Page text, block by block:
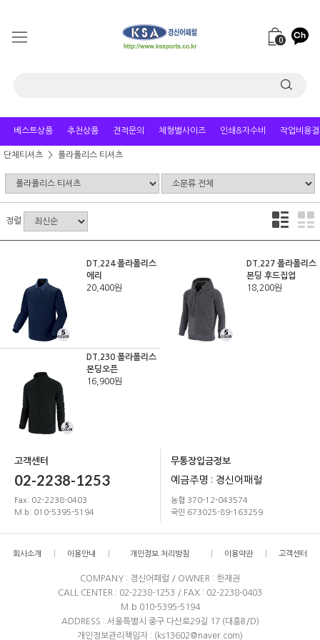
0
베스트상품 추천상품 견적문의 체형별사이즈 인쇄&자수비 작업비용
단체티셔츠 폴라폴리스 티셔츠
정렬
DT.224 폴라폴리스
에리
20,400원
DT.227 폴라폴리스
본딩 후드집업
18,200원
DT.230 폴라폴리스
본딩오픈
16,900원
고객센터
02-2238-1253
Fax: 02-2238-0403
M.b: 010-5395-5194
무통장입금정보
예금주명 : 경신어패럴
농협 370-12-043574
국민 673025-89-163259
회사소개 이용안내 개인정보 처리방침 이용약관 고객센터
COMPANY : 경신어패럴 / OWNER : 한재권
CALL CENTER : 02-2238-1253 / FAX : 02-2238-0403
M.b 010-5395-5194
ADDRESS : 서울특별시 중구 다산로29길 17 (대흥B/D)
개인정보관리책임자 : (ks13602@naver.com)